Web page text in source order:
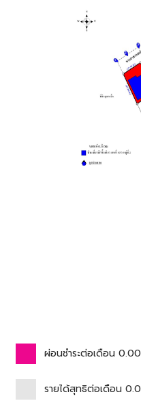
ผ่อนชำระต่อเดือน 0.00
รายได้สุทธิต่อเดือน